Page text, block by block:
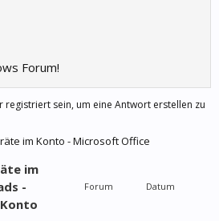
Forum!
registriert sein, um eine Antwort erstellen zu
im Konto - Microsoft Office
im
-
Forum Datum